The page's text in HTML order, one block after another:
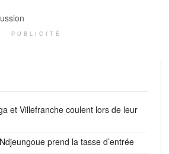
PUBLICITÉ
et Villefranche coulent lors de leur
prend la tasse d’entrée